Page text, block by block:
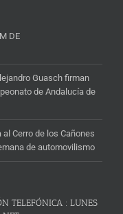
DE
Guasch firman
de Andalucía de
Cerro de los Cañones
de automovilismo
TELEFÓNICA : LUNES